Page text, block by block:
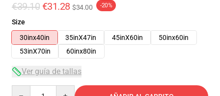
€39.10 €31.28 $34.00 -20%
Size
30inx40in
35inX47in 45inX60in
50inx60in
53inX70in
60inx80in
Ver guía de tallas